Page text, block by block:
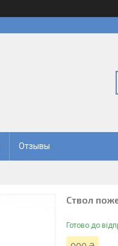
Отзывы
Ствол
Готово до